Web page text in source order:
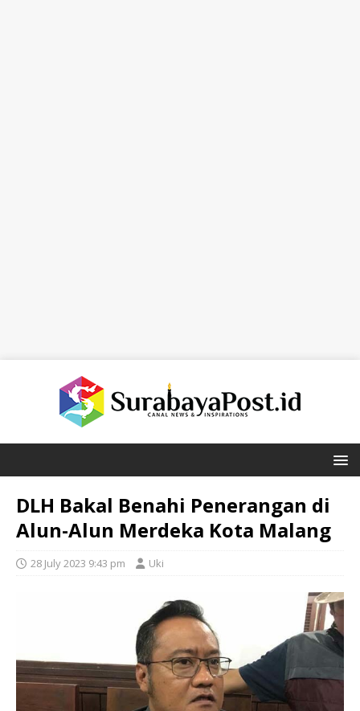
DLH Bakal Benahi Penerangan di
Alun-Alun Merdeka Kota Malang
28 July 2023 9:43 pm Uki